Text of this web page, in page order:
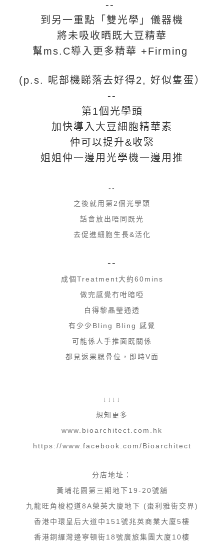
--
到另一重點「雙光學」儀器機
將未吸收晒既大豆精華
幫ms.C導入更多精華 +Firming
(p.s. 呢部機睇落去好得2, 好似隻蛋）
--
第1個光學頭
加快導入大豆細胞精華素
仲可以提升&收緊
姐姐仲一邊用光學機一邊用推
--
之後就用第2個光學頭
話會放出唔同既光
去促進細胞生長&活化
--
成個Treatment大約60mins
做完感覺冇咁暗啞
白得黎晶瑩通透
有少少Bling Bling 感覺
可能係人手推面既關係
都見返果腮骨位，即時V面
↓↓↓↓
想知更多
www.bioarchitect.com.hk
https://www.facebook.com/Bioarchitect
分店地址：
黃埔花園第三期地下19-20號舖
九龍旺角梭椏道8A榮英大廈地下 (棗利雅街交界)
香港中環皇后大道中151號兆英商業大廈5樓
香港銅纙灣邊寧頓街18號廣旅集團大廈10樓